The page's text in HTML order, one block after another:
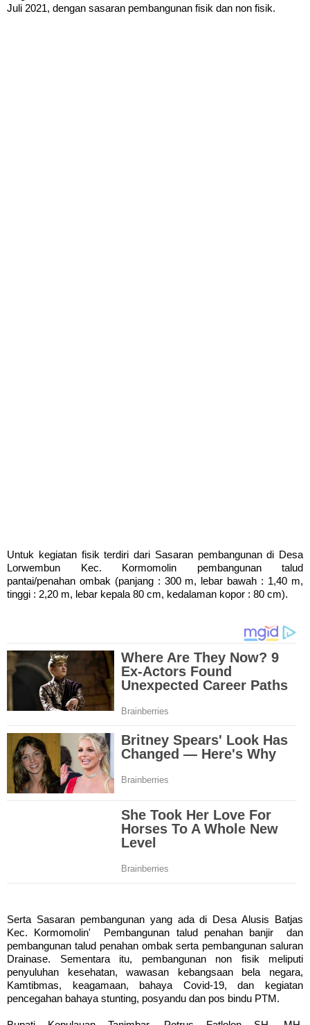
Juli 2021, dengan sasaran pembangunan fisik dan non fisik.
Untuk kegiatan fisik terdiri dari Sasaran pembangunan di Desa
Lorwembun Kec. Kormomolin pembangunan talud
pantai/penahan ombak (panjang : 300 m, lebar bawah : 1,40 m,
tinggi : 2,20 m, lebar kepala 80 cm, kedalaman kopor : 80 cm).
Serta Sasaran pembangunan yang ada di Desa Alusis Batjas
Kec. Kormomolin' Pembangunan talud penahan banjir dan
pembangunan talud penahan ombak serta pembangunan saluran
Drainase. Sementara itu, pembangunan non fisik meliputi
penyuluhan kesehatan, wawasan kebangsaan bela negara,
Kamtibmas, keagamaan, bahaya Covid-19, dan kegiatan
pencegahan bahaya stunting, posyandu dan pos bindu PTM.